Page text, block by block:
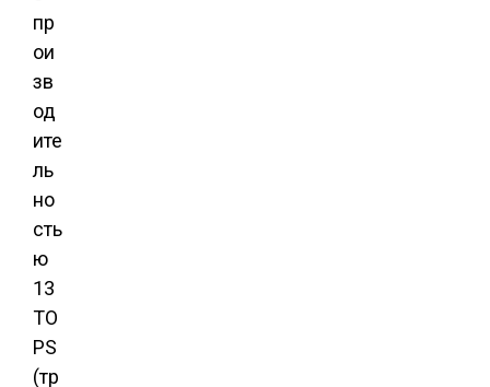
пр
ои
зв
од
ите
ль
но
сть
ю
13
TO
PS
(тр